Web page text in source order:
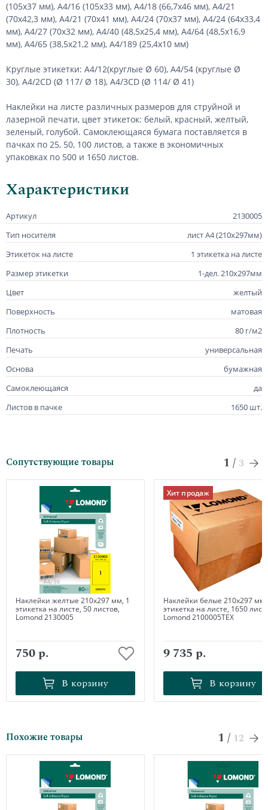
(105х37 мм), А4/16 (105х33 мм), А4/18 (66,7х46 мм), А4/21
(70х42,3 мм), А4/21 (70х41 мм), А4/24 (70х37 мм), А4/24 (64х33,4
мм), А4/27 (70х32 мм), А4/40 (48,5х25,4 мм), А4/64 (48,5х16,9
мм), А4/65 (38,5х21,2 мм), А4/189 (25,4х10 мм)
Круглые этикетки: А4/12(круглые Ø 60), А4/54 (круглые Ø
30), А4/2CD (Ø 117/ Ø 18), А4/3CD (Ø 114/ Ø 41)
Наклейки на листе различных размеров для струйной и
лазерной печати, цвет этикеток: белый, красный, желтый,
зеленый, голубой. Самоклеющаяся бумага поставляется в
пачках по 25, 50, 100 листов, а также в экономичных
упаковках по 500 и 1650 листов.
Характеристики
Артикул
2130005
Тип носителя
лист А4 (210х297мм)
Этикеток на листе
1 этикетка на листе
Размер этикетки
1-дел. 210х297мм
Цвет
желтый
Поверхность
матовая
Плотность
80 г/м2
Печать
универсальная
Основа
бумажная
Самоклеющаяся
да
Листов в пачке
1650 шт.
Сопутствующие товары 1 / 3
Наклейки желтые 210х297 мм, 1
этикетка на листе, 50 листов,
Lomond 2130005
750 р.
В корзину
В корзину
Хит продаж
Наклейки белые 210х297 мм,
этикетка на листе, 1650
Lomond 2100005ТЕХ
9 735 р.
В корзину
В корзину
Похожие товары 1 / 12